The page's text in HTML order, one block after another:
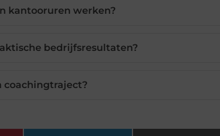
kantooruren werken?
bedrijfsresultaten?
coachingtraject?